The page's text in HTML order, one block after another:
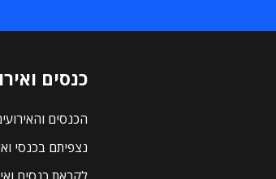
כנסים
הכנסים
נצפיתם בכנסי